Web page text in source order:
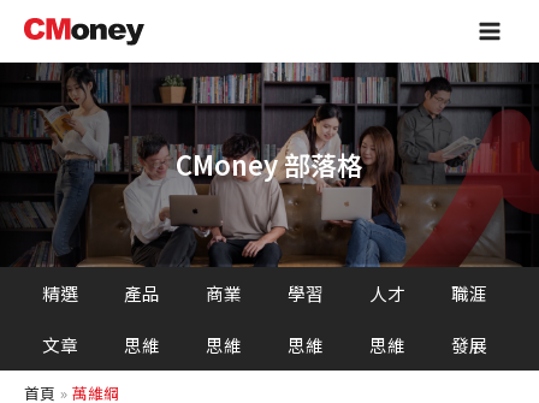
主
容
Main
CMoney 部落格
精選
文章
產品
思維
商業
思維
學習
思維
人才
思維
職涯
發展
首頁 萬維綱